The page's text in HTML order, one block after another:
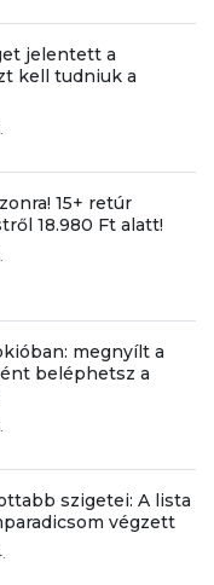
jelentett a
kell tudniuk a
15+ retúr
18.980 Ft alatt!
megnyílt a
beléphetsz a
szigetei: A lista
végzett